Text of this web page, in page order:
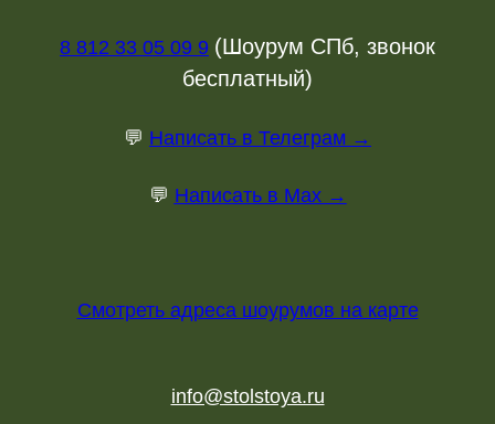
8 812 33 05 09 9 (Шоурум СПб, звонок
бесплатный)
💬 Написать в Телеграм →
💬 Написать в Max →
Смотреть адреса шоурумов на карте
info@stolstoya.ru